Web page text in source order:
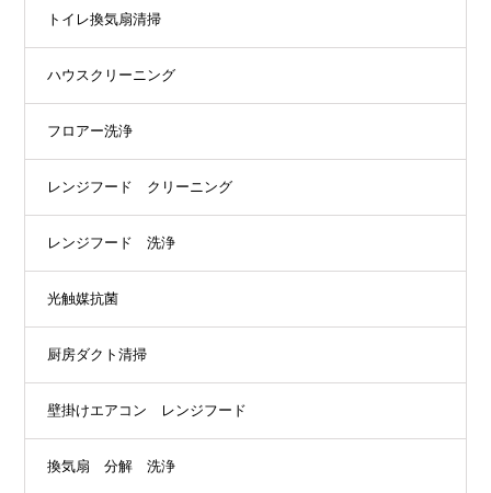
トイレ換気扇清掃
ハウスクリーニング
フロアー洗浄
レンジフード クリーニング
レンジフード 洗浄
光触媒抗菌
厨房ダクト清掃
壁掛けエアコン レンジフード
換気扇 分解 洗浄